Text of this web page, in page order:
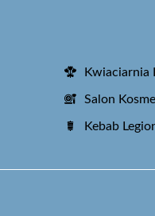
Kwiaciarnia
Salon
Kebab